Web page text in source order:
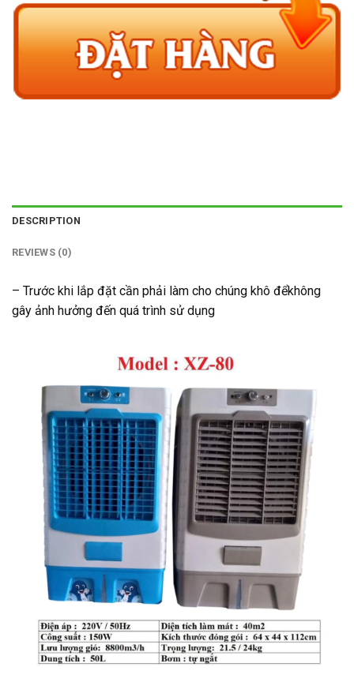
DESCRIPTION
REVIEWS (0)
– Trước khi lắp đặt cần phải làm cho chúng khô đểkhông
gây ảnh hưởng đến quá trình sử dụng